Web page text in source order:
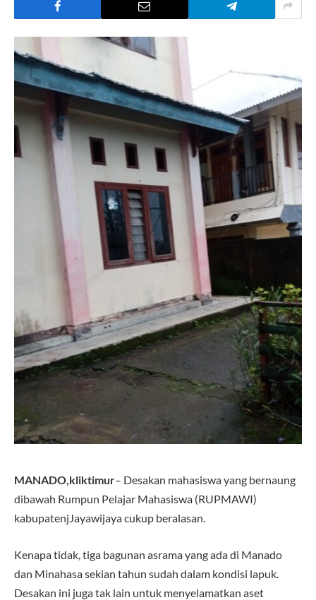
MANADO,kliktimur– Desakan mahasiswa yang bernaung
dibawah Rumpun Pelajar Mahasiswa (RUPMAWI)
kabupatenjJayawijaya cukup beralasan.
Kenapa tidak, tiga bagunan asrama yang ada di Manado
dan Minahasa sekian tahun sudah dalam kondisi lapuk.
Desakan ini juga tak lain untuk menyelamatkan aset